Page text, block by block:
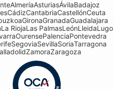
AlmeríaAsturiasÁvilaBadajoz
CádizCantabriaCastellónCeuta
GironaGranadaGuadalajara
La RiojaLas PalmasLeónLleidaLugo
OurensePalenciaPontevedra
SegoviaSevillaSoriaTarragona
ZamoraZaragoza